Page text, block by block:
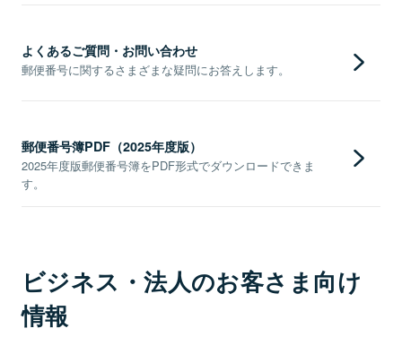
よくあるご質問・お問い合わせ
郵便番号に関するさまざまな疑問にお答えします。
郵便番号簿PDF（2025年度版）
2025年度版郵便番号簿をPDF形式でダウンロードできま
す。
ビジネス・法人のお客さま向け
情報